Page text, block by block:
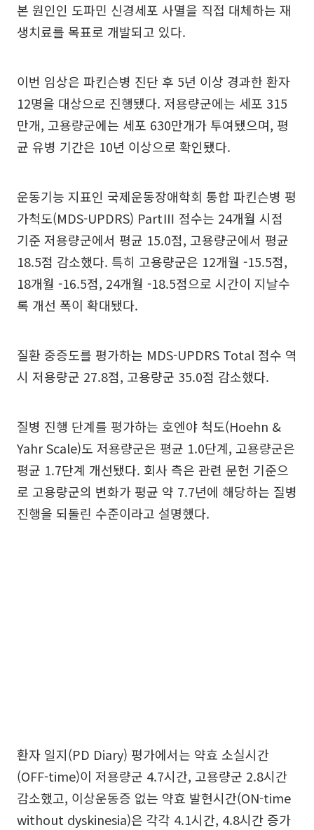
본 원인인 도파민 신경세포 사멸을 직접 대체하는 재
생치료를 목표로 개발되고 있다.
이번 임상은 파킨슨병 진단 후 5년 이상 경과한 환자
12명을 대상으로 진행됐다. 저용량군에는 세포 315
만개, 고용량군에는 세포 630만개가 투여됐으며, 평
균 유병 기간은 10년 이상으로 확인됐다.
운동기능 지표인 국제운동장애학회 통합 파킨슨병 평
가척도(MDS-UPDRS) PartⅢ 점수는 24개월 시점
기준 저용량군에서 평균 15.0점, 고용량군에서 평균
18.5점 감소했다. 특히 고용량군은 12개월 -15.5점,
18개월 -16.5점, 24개월 -18.5점으로 시간이 지날수
록 개선 폭이 확대됐다.
질환 중증도를 평가하는 MDS-UPDRS Total 점수 역
시 저용량군 27.8점, 고용량군 35.0점 감소했다.
질병 진행 단계를 평가하는 호엔야 척도(Hoehn &
Yahr Scale)도 저용량군은 평균 1.0단계, 고용량군은
평균 1.7단계 개선됐다. 회사 측은 관련 문헌 기준으
로 고용량군의 변화가 평균 약 7.7년에 해당하는 질병
진행을 되돌린 수준이라고 설명했다.
환자 일지(PD Diary) 평가에서는 약효 소실시간
(OFF-time)이 저용량군 4.7시간, 고용량군 2.8시간
감소했고, 이상운동증 없는 약효 발현시간(ON-time
without dyskinesia)은 각각 4.1시간, 4.8시간 증가